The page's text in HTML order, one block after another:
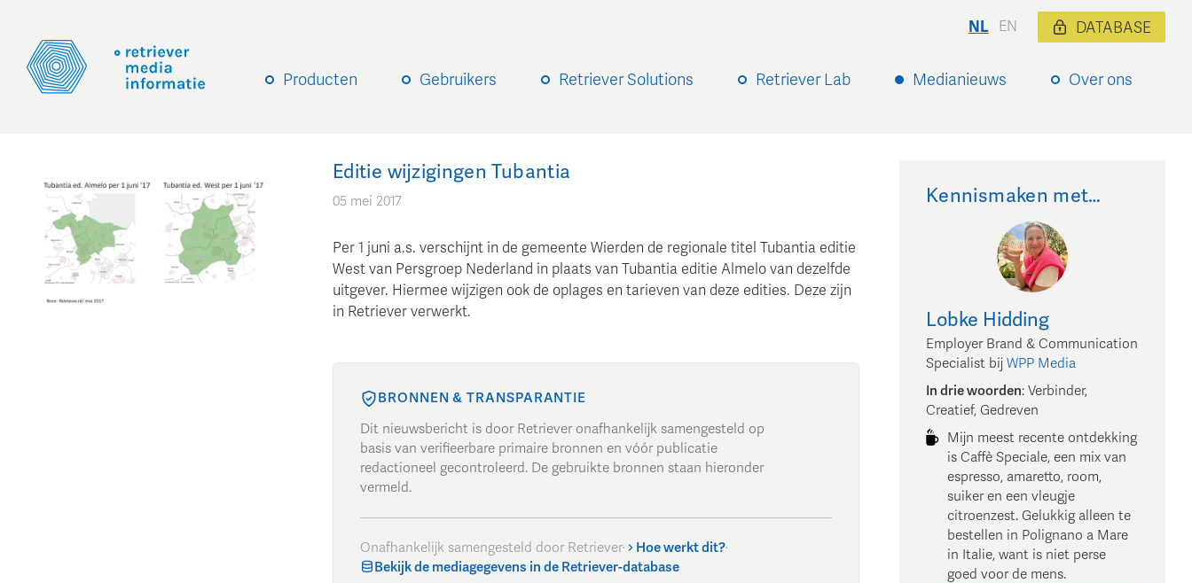
Producten Gebruikers Retriever Solutions Retriever Lab Medianieuws Over ons
NL EN DATABASE
Editie wijzigingen Tubantia
05 mei 2017
Per 1 juni a.s. verschijnt in de gemeente Wierden de regionale titel Tubantia editie
West van Persgroep Nederland in plaats van Tubantia editie Almelo van dezelfde
uitgever. Hiermee wijzigen ook de oplages en tarieven van deze edities. Deze zijn
in Retriever verwerkt.
BRONNEN & TRANSPARANTIE
Dit nieuwsbericht is door Retriever onafhankelijk samengesteld op
basis van verifieerbare primaire bronnen en vóór publicatie
redactioneel gecontroleerd. De gebruikte bronnen staan hieronder
vermeld.
Onafhankelijk samengesteld door Retriever· Hoe werkt dit?·
Bekijk de mediagegevens in de Retriever-database
Kennismaken met…
Lobke Hidding
Employer Brand & Communication
Specialist bij WPP Media
In drie woorden: Verbinder,
Creatief, Gedreven
Mijn meest recente ontdekking
is Caffè Speciale, een mix van
espresso, amaretto, room,
suiker en een vleugje
citroenzest. Gelukkig alleen te
bestellen in Polignano a Mare
in Italie, want is niet perse
goed voor de mens.